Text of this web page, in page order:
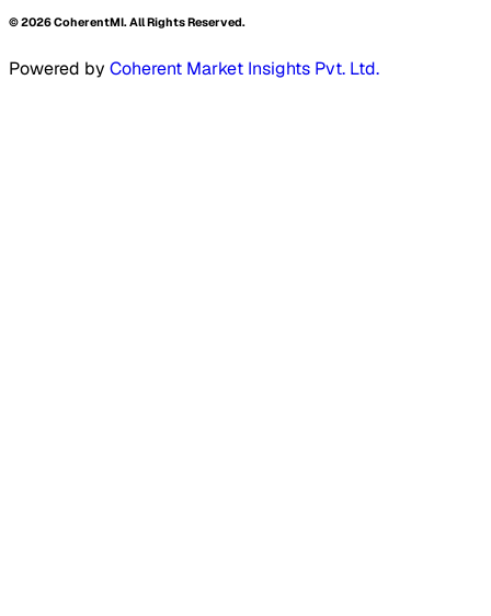
©2026CoherentMI. All Rights Reserved.
Powered by Coherent Market Insights Pvt. Ltd.